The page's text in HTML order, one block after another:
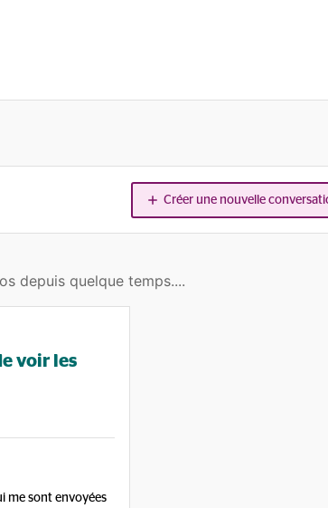
Créer une nouvelle
depuis quelque temps....
voir les
me sont envoyées